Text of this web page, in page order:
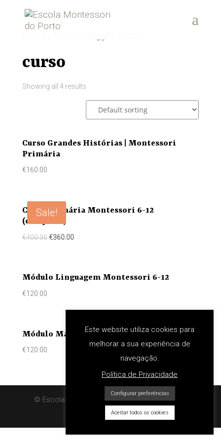
curso
Showing all 4 results
Curso Grandes Histórias | Montessori
Primária
€160.00
Sale!
Curso Primária Montessori 6-12
(completo)
€400.00 €360.00
Módulo Linguagem Montessori 6-12
€120.00
Módulo Matemáticas Montessori 6-12
€120.00
© Escola Montessori Porto. Todos os direitos
reservados.
Este website utiliza cookies para
melhorar a sua experiência de
navegação.
Política de Privacidade
Configurar preferências
Aceitar todos os cookies